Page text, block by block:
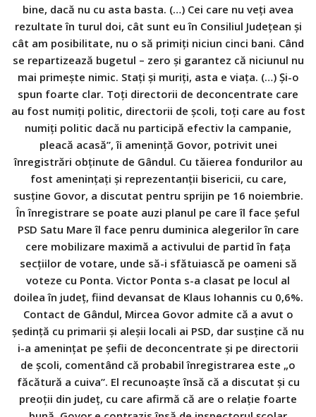
bine, dacă nu cu asta basta. (…) Cei care nu veţi avea
rezultate în turul doi, cât sunt eu în Consiliul Judeţean şi
cât am posibilitate, nu o să primiţi niciun cinci bani. Când
se repartizează bugetul – zero şi garantez că niciunul nu
mai primeşte nimic. Staţi şi muriţi, asta e viaţa. (…) Şi-o
spun foarte clar. Toţi directorii de deconcentrate care
au fost numiţi politic, directorii de şcoli, toţi care au fost
numiţi politic dacă nu participă efectiv la campanie,
pleacă acasă”, îi ameninţă Govor, potrivit unei
înregistrări obţinute de Gândul. Cu tăierea fondurilor au
fost ameninţaţi şi reprezentanţii bisericii, cu care,
susţine Govor, a discutat pentru sprijin pe 16 noiembrie.
În înregistrare se poate auzi planul pe care îl face şeful
PSD Satu Mare îl face penru duminica alegerilor în care
cere mobilizare maximă a activului de partid în faţa
secţiilor de votare, unde să-i sfătuiască pe oameni să
voteze cu Ponta. Victor Ponta s-a clasat pe locul al
doilea în judeţ, fiind devansat de Klaus Iohannis cu 0,6%.
Contact de Gândul, Mircea Govor admite că a avut o
şedinţă cu primarii şi aleşii locali ai PSD, dar susţine că nu
i-a ameninţat pe şefii de deconcentrate şi pe directorii
de şcoli, comentând că probabil înregistrarea este „o
făcătură a cuiva”. El recunoaşte însă că a discutat şi cu
preoţii din judeţ, cu care afirmă că are o relaţie foarte